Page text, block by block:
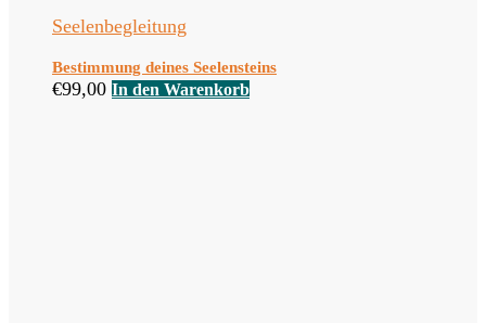
Seelenbegleitung
Bestimmung deines Seelensteins
€99,00 In den Warenkorb